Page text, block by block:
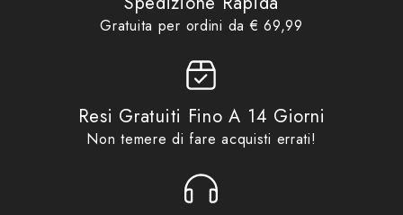
Gratuita per ordini da € 69,99
Resi Gratuiti Fino A 14 Giorni
Non temere di fare acquisti errati!